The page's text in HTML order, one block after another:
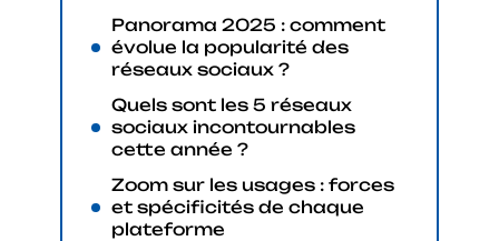
Panorama 2025 : comment
évolue la popularité des
réseaux sociaux ?
Quels sont les 5 réseaux
sociaux incontournables
cette année ?
Zoom sur les usages : forces
et spécificités de chaque
plateforme